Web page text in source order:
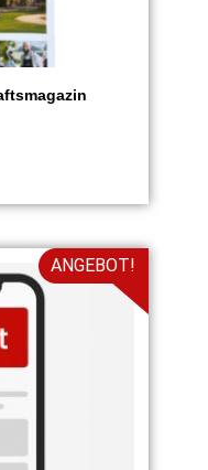
ANGEBOT!